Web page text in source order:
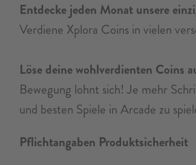
Entdecke jeden Monat unsere
Verdiene Xplora Coins in vielen
Löse deine wohlverdienten Coins
Bewegung lohnt sich! Je mehr
und besten Spiele in Arcade zu
Pflichtangaben Produktsicherheit